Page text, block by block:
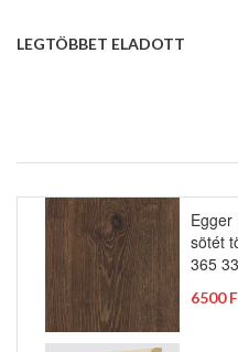
LEGTÖBBET ELADOTT
Egger
sötét
365
6500